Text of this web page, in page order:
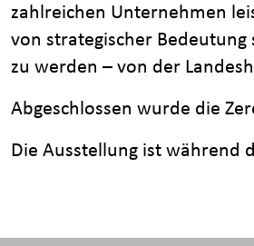
zahlreichen Unternehmen
von strategischer
zu werden – von der
Abgeschlossen wurde die
Die Ausstellung ist während